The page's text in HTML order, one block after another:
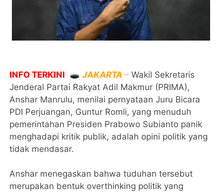
INFO TERKINI 🕳️JAKARTA– Wakil Sekretaris
Jenderal Partai Rakyat Adil Makmur (PRIMA),
Anshar Manrulu, menilai pernyataan Juru Bicara
PDI Perjuangan, Guntur Romli, yang menuduh
pemerintahan Presiden Prabowo Subianto panik
menghadapi kritik publik, adalah opini politik yang
tidak mendasar.
​Anshar menegaskan bahwa tuduhan tersebut
merupakan bentuk overthinking politik yang